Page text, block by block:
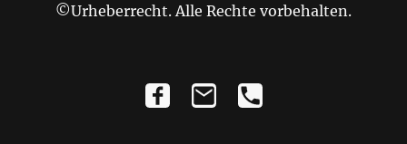
©Urheberrecht. Alle Rechte vorbehalten.